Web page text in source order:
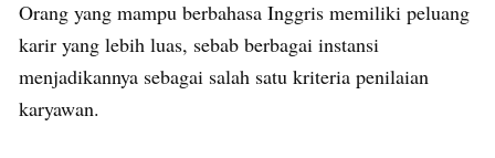
Orang yang mampu berbahasa Inggris memiliki peluang
karir yang lebih luas, sebab berbagai instansi
menjadikannya sebagai salah satu kriteria penilaian
karyawan.